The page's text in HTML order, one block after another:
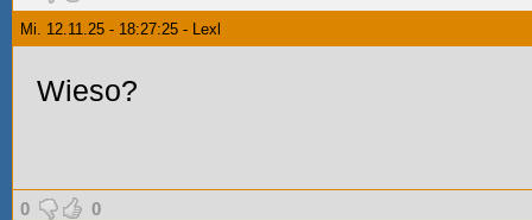
Mi. 12.11.25 - 18:27:25 - Lexl
Wieso?
0 0